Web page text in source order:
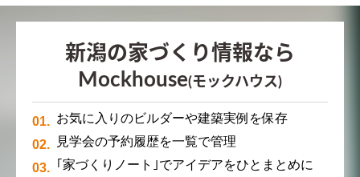
新潟の家づくり情報なら
Mockhouse(モックハウス)
お気に入りのビルダーや建築実例を保存
見学会の予約履歴を一覧で管理
｢家づくりノート｣でアイデアをひとまとめに